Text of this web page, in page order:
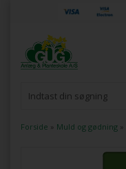
Forside » Muld og gødning »